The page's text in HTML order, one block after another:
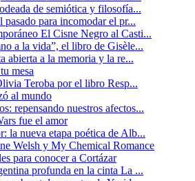
de semiótica y filosofía...
pasado para incomodar el pr...
El Cisne Negro al Casti...
a la vida”, el libro de Gisèle...
abierta a la memoria y la re...
mesa
Teroba por el libro Resp...
al mundo
repensando nuestros afectos...
fue el amor
la nueva etapa poética de Alb...
Welsh y My Chemical Romance
para conocer a Cortázar
profunda en la cinta La ...